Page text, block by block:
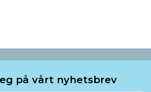
på vårt nyhetsbrev